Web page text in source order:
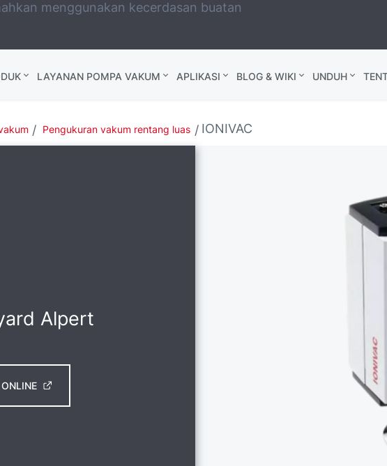
menggunakan kecerdasan buatan
LAYANAN POMPA VAKUM APLIKASI BLOG & WIKI UNDUH
Pengukuran vakum rentang luas IONIVAC
Alpert